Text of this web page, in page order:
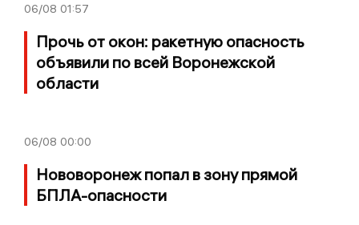
06/08 01:57
Прочь от окон: ракетную опасность
объявили по всей Воронежской
области
06/08 00:00
Нововоронеж попал в зону прямой
БПЛА-опасности